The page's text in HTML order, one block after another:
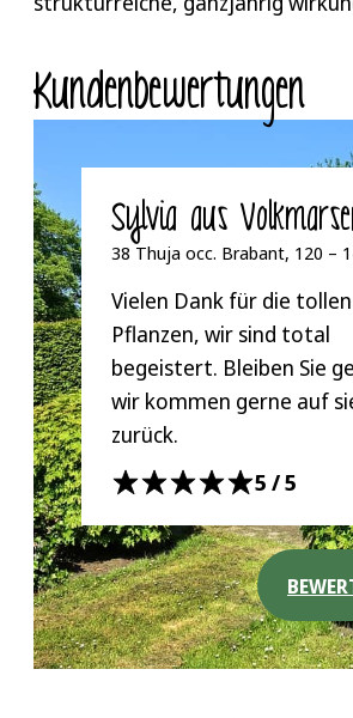
Kunden­bewertungen
Sylvia aus
38 Thuja occ. Brabant, 120 –
Vielen Dank für die tollen
Pflanzen, wir sind total
begeistert. Bleiben Sie
wir kommen gerne auf
zurück.
5/5